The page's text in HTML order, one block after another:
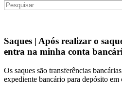
Saques | Após realizar o
entra na minha conta
Os saques são transferências
expediente bancário para depósito em